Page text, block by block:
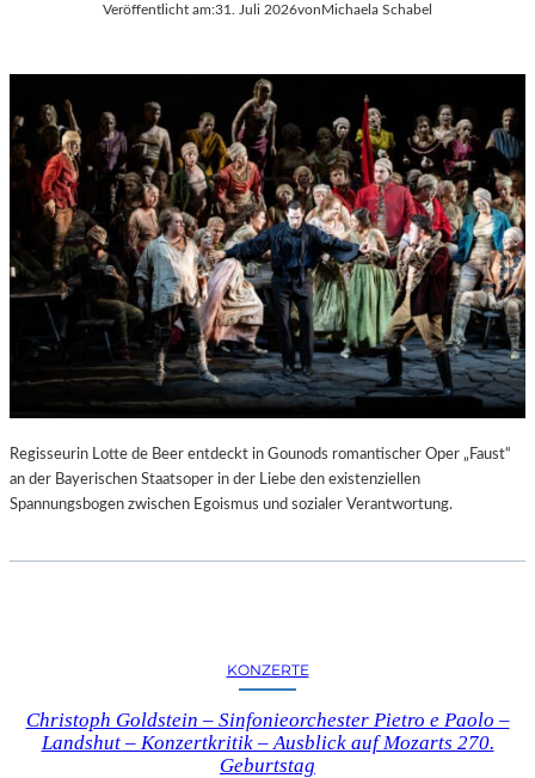
Veröffentlicht am:31. Juli 2026vonMichaela Schabel
Regisseurin Lotte de Beer entdeckt in Gounods romantischer Oper „Faust“
an der Bayerischen Staatsoper in der Liebe den existenziellen
Spannungsbogen zwischen Egoismus und sozialer Verantwortung.
KONZERTE
Christoph Goldstein – Sinfonieorchester Pietro e Paolo –
Landshut – Konzertkritik – Ausblick auf Mozarts 270.
Geburtstag